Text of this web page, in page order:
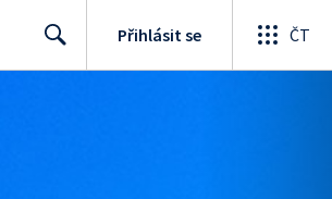
Přihlásit se ČT